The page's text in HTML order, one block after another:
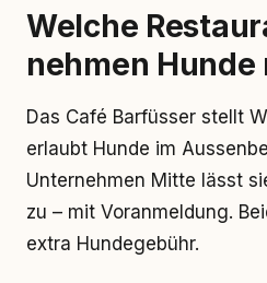
Welche
nehmen Hunde
Das Café Barfüsser stellt
erlaubt Hunde im
Unternehmen Mitte lässt
zu – mit Voranmeldung.
extra Hundegebühr.